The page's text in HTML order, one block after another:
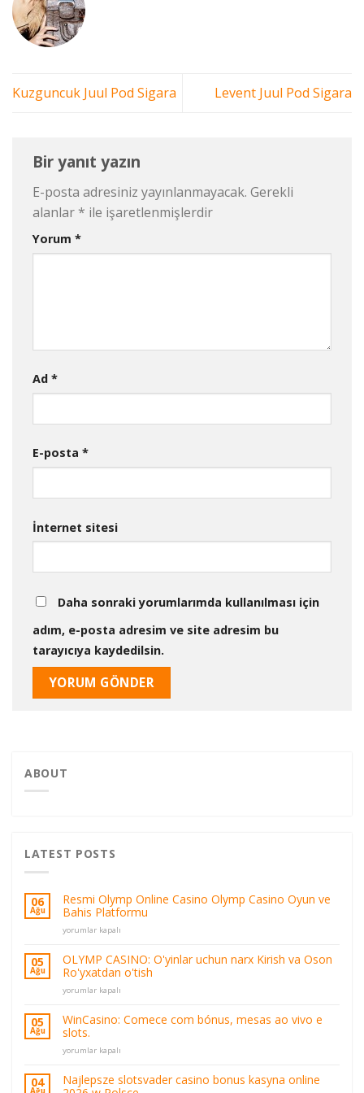
Kuzguncuk Juul Pod Sigara Levent Juul Pod Sigara
Bir yanıt yazın
E-posta adresiniz yayınlanmayacak. Gerekli
alanlar * ile işaretlenmişlerdir
Yorum *
Ad *
E-posta *
İnternet sitesi
Daha sonraki yorumlarımda kullanılması için
adım, e-posta adresim ve site adresim bu
tarayıcıya kaydedilsin.
ABOUT
LATEST POSTS
06
Ağu
Resmi Olymp Online Casino Olymp Casino Oyun ve
Bahis Platformu
Resmi
Casino
Olymp
Casino
ve
Bahis
Platformu
için
yorumlar kapalı
05
Ağu
OLYMP CASINO: O'yinlar uchun narx Kirish va Oson
Ro'yxatdan o'tish
OLYMP
uchun
narx
Kirish
Oson
Ro'yxatdan
yorumlar kapalı
05
Ağu
WinCasino: Comece com bónus, mesas ao vivo e
slots.
WinCasino:
bónus,
yorumlar kapalı
04
Ağu
Najlepsze slotsvader casino bonus kasyna online